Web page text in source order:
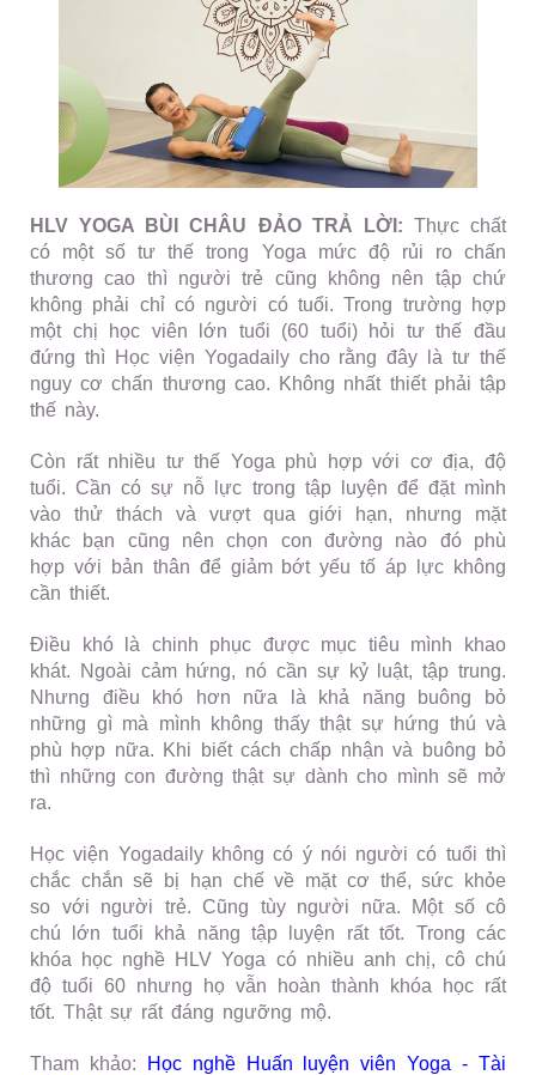
HLV YOGA BÙI CHÂU ĐẢO TRẢ LỜI: Thực chất
có một số tư thế trong Yoga mức độ rủi ro chấn
thương cao thì người trẻ cũng không nên tập chứ
không phải chỉ có người có tuổi. Trong trường hợp
một chị học viên lớn tuổi (60 tuổi) hỏi tư thế đầu
đứng thì Học viện Yogadaily cho rằng đây là tư thế
nguy cơ chấn thương cao. Không nhất thiết phải tập
thế này.
Còn rất nhiều tư thế Yoga phù hợp với cơ địa, độ
tuổi. Cần có sự nỗ lực trong tập luyện để đặt mình
vào thử thách và vượt qua giới hạn, nhưng mặt
khác bạn cũng nên chọn con đường nào đó phù
hợp với bản thân để giảm bớt yếu tố áp lực không
cần thiết.
Điều khó là chinh phục được mục tiêu mình khao
khát. Ngoài cảm hứng, nó cần sự kỷ luật, tập trung.
Nhưng điều khó hơn nữa là khả năng buông bỏ
những gì mà mình không thấy thật sự hứng thú và
phù hợp nữa. Khi biết cách chấp nhận và buông bỏ
thì những con đường thật sự dành cho mình sẽ mở
ra.
Học viện Yogadaily không có ý nói người có tuổi thì
chắc chắn sẽ bị hạn chế về mặt cơ thể, sức khỏe
so với người trẻ. Cũng tùy người nữa. Một số cô
chú lớn tuổi khả năng tập luyện rất tốt. Trong các
khóa học nghề HLV Yoga có nhiều anh chị, cô chú
độ tuổi 60 nhưng họ vẫn hoàn thành khóa học rất
tốt. Thật sự rất đáng ngưỡng mộ.
Tham khảo:
Học nghề Huấn luyện viên Yoga - Tài